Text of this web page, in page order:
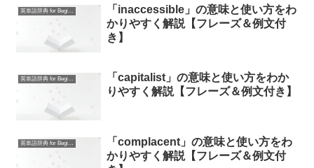
英単語辞典 for Beginners
「inaccessible」の意味と使い方をわ
かりやすく解説【フレーズ＆例文付
き】
英単語辞典 for Beginners
「capitalist」の意味と使い方をわか
りやすく解説【フレーズ＆例文付き】
英単語辞典 for Beginners
「complacent」の意味と使い方をわ
かりやすく解説【フレーズ＆例文付